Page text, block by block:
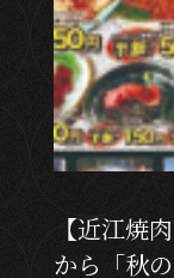
【近江焼
から「秋